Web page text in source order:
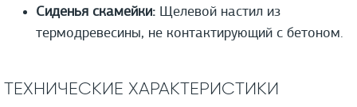
Сиденья скамейки: Щелевой настил из
термодревесины, не контактирующий с бетоном.
ТЕХНИЧЕСКИЕ ХАРАКТЕРИСТИКИ